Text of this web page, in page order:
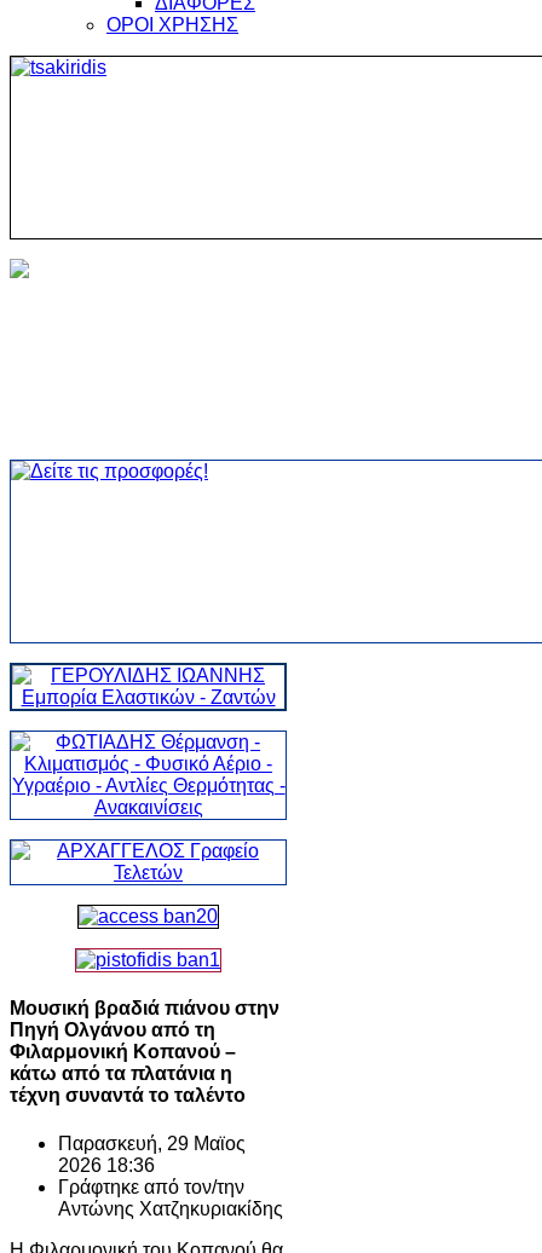
ΟΡΟΙ ΧΡΗΣΗΣ
Μουσική βραδιά πιάνου στην
Πηγή Ολγάνου από τη
Φιλαρμονική Κοπανού –
κάτω από τα πλατάνια η
τέχνη συναντά το ταλέντο
Παρασκευή, 29 Μαϊος
2026 18:36
Γράφτηκε από τον/την
Αντώνης Χατζηκυριακίδης